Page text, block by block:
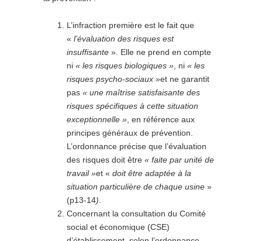
L’infraction première est le fait que
« l’évaluation des risques est
insuffisante ». Elle ne prend en compte
ni « les risques biologiques » , ni « les
risques psycho-sociaux »et ne garantit
pas « une maîtrise satisfaisante des
risques spécifiques à cette situation
exceptionnelle » , en référence aux
principes généraux de prévention.
L’ordonnance précise que l’évaluation
des risques doit être « faite par unité de
travail »et « doit être adaptée à la
situation particulière de chaque usine »
(p13-14)
Concernant la consultation du Comité
social et économique (CSE)